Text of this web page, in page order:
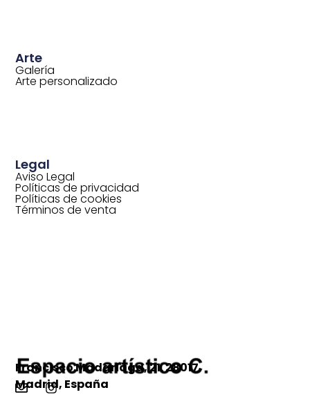
Francisco Madariaga, 21. 28017
Madrid, España
Arte
Galería
Arte personalizado
Legal
Aviso Legal
Políticas de privacidad
Políticas de cookies
Términos de venta